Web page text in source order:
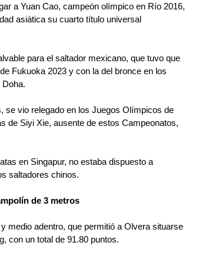
a Yuan Cao, campeón olímpico en Río 2016,
asiática su cuarto título universal
para el saltador mexicano, que tuvo que
Fukuoka 2023 y con la del bronce en los
se vio relegado en los Juegos Olímpicos de
de Siyi Xie, ausente de estos Campeonatos,
en Singapur, no estaba dispuesto a
saltadores chinos.
de 3 metros
medio adentro, que permitió a Olvera situarse
con un total de 91.80 puntos.